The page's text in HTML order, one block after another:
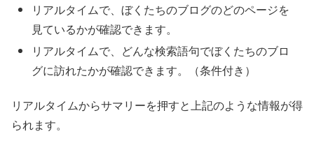
リアルタイムで、ぼくたちのブログのどのページを
見ているかが確認できます。
リアルタイムで、どんな検索語句でぼくたちのブロ
グに訪れたかが確認できます。（条件付き）
リアルタイムからサマリーを押すと上記のような情報が得
られます。